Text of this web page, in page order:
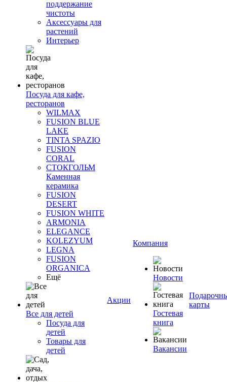
поддержание
чистоты
Аксессуары для
растений
Интерьер
Посуда для кафе,
ресторанов
WILMAX
FUSION BLUE
LAKE
TINTA SPAZIO
FUSION
CORAL
СТОКГОЛЬМ
Каменная
керамика
FUSION
DESERT
FUSION WHITE
ARMONIA
ELEGANCE
KOLEZYUM
LEGNA
FUSION
ORGANICA
Ещё
Все для детей
Посуда для
детей
Товары для
детей
Акции
Компания
Новости
Гостевая
книга
Вакансии
карты